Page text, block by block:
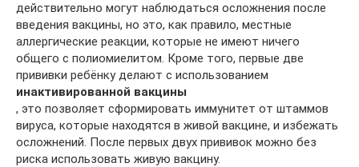
действительно могут наблюдаться осложнения после
введения вакцины, но это, как правило, местные
аллергические реакции, которые не имеют ничего
общего с полиомиелитом. Кроме того, первые две
прививки ребёнку делают с использованием
инактивированной вакцины
, это позволяет сформировать иммунитет от штаммов
вируса, которые находятся в живой вакцине, и избежать
осложнений. После первых двух прививок можно без
риска использовать живую вакцину.